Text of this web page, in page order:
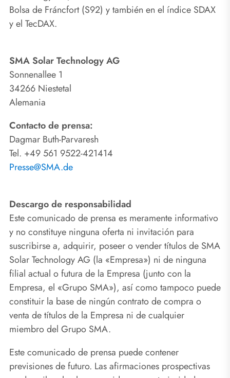
Bolsa de Fráncfort (S92) y también en el índice SDAX
y el TecDAX.
SMA Solar Technology AG
Sonnenallee 1
34266 Niestetal
Alemania
Contacto de prensa:
Dagmar Buth-Parvaresh
Tel. +49 561 9522-421414
Presse@SMA.de
Descargo de responsabilidad
Este comunicado de prensa es meramente informativo
y no constituye ninguna oferta ni invitación para
suscribirse a, adquirir, poseer o vender títulos de SMA
Solar Technology AG (la «Empresa») ni de ninguna
filial actual o futura de la Empresa (junto con la
Empresa, el «Grupo SMA»), así como tampoco puede
constituir la base de ningún contrato de compra o
venta de títulos de la Empresa ni de cualquier
miembro del Grupo SMA.
Este comunicado de prensa puede contener
previsiones de futuro. Las afirmaciones prospectivas